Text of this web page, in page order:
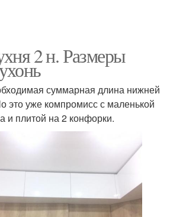
2 н. Размеры
суммарная длина нижней
это уже компромисс с маленькой
и плитой на 2 конфорки.